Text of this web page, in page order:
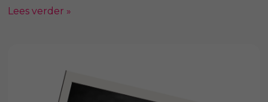
Lees verder »